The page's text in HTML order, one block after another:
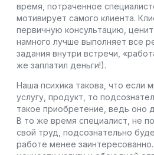
время, потраченное
мотивирует самого клиента.
первичную консультацию,
намного лучше выполняет все
задания внутри встречи,
же заплатил деньги!).
Наша психика такова, что если
услугу, продукт, то
такое приобретение, ведь оно
В то же время специалист, не
свой труд, подсознательно
работе менее